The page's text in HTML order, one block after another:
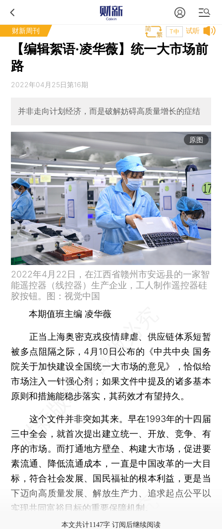
财新周刊 试听
T中
【编辑絮语·凌华薇】统一大市场前
路
2022年04月25日第16期
并非走向计划经济，而是破解妨碍高质量增长的症结
原图
2022年4月22日，在江西省赣州市安远县的一家智
能遥控器（线控器）生产企业，工人制作遥控器硅
胶按钮。图：视觉中国
本期值班主编 凌华薇
正当上海奥密克戎疫情肆虐、供应链体系短暂
被多点阻隔之际，4月10日公布的《中共中央 国务
院关于加快建设全国统一大市场的意见》，恰似给
市场注入一针强心剂；如果文件中提及的诸多基本
原则和措施能稳步落实，其药效才有望持久。
这个文件并非突如其来。早在1993年的十四届
三中全会，就首次提出建立统一、开放、竞争、有
序的市场。而打通地方壁垒、构建大市场，促进要
素流通、降低流通成本，一直是中国改革的一大目
标，符合社会发展、国民福祉的根本利益，更是当
下迈向高质量发展、解放生产力、追求起点公平以
实现共同富裕目标的重要保障机制。
本文共计1147字 订阅后继续阅读